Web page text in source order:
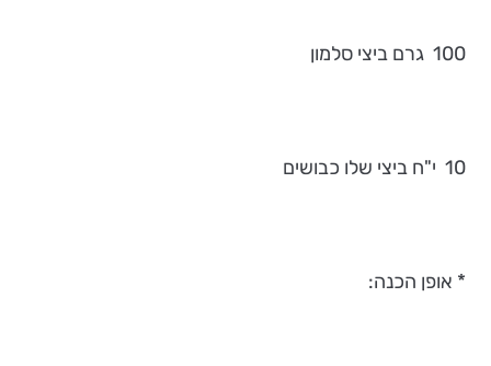
100 גרם ביצי סלמון
10 י"ח ביצי שלו כבושים
* אופן הכנה: